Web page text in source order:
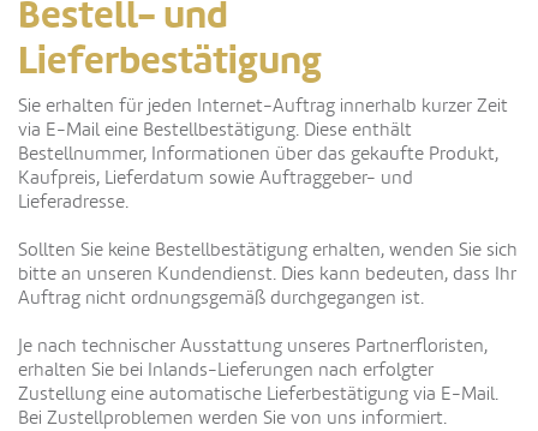
Bestell- und
Lieferbestätigung
Sie erhalten für jeden Internet-Auftrag innerhalb kurzer Zeit
via E-Mail eine Bestellbestätigung. Diese enthält
Bestellnummer, Informationen über das gekaufte Produkt,
Kaufpreis, Lieferdatum sowie Auftraggeber- und
Lieferadresse.
Sollten Sie keine Bestellbestätigung erhalten, wenden Sie sich
bitte an unseren Kundendienst. Dies kann bedeuten, dass Ihr
Auftrag nicht ordnungsgemäß durchgegangen ist.
Je nach technischer Ausstattung unseres Partnerfloristen,
erhalten Sie bei Inlands-Lieferungen nach erfolgter
Zustellung eine automatische Lieferbestätigung via E-Mail.
Bei Zustellproblemen werden Sie von uns informiert.